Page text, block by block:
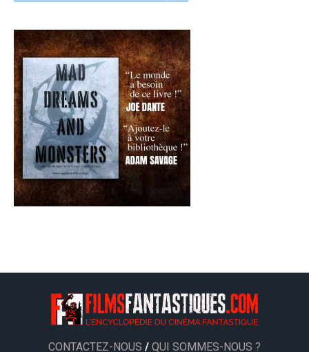
CONTACTEZ-NOUS / QUI SOMMES-NOUS ?